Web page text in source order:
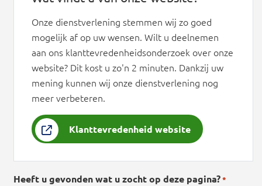
Onze dienstverlening stemmen wij zo goed
mogelijk af op uw wensen. Wilt u deelnemen
aan ons klanttevredenheidsonderzoek over onze
website? Dit kost u zo'n 2 minuten. Dankzij uw
mening kunnen wij onze dienstverlening nog
meer verbeteren.
Klanttevredenheid website
Heeft u gevonden wat u zocht op deze pagina?*